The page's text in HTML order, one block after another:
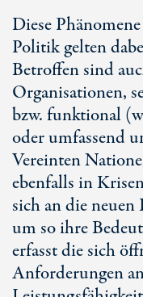
Diese
Politik gelten
Betroffen sind
Organisationen,
bzw. funktional
oder umfassend
Vereinten
ebenfalls in
sich an die neuen
um so ihre
erfasst die sich
Anforderungen